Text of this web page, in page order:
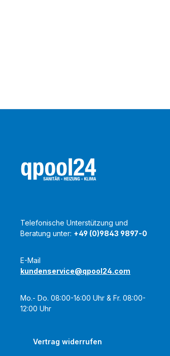
Telefonische Unterstützung und
Beratung unter: +49 (0)9843 9897-0
E-Mail
kundenservice@qpool24.com
Mo.- Do. 08:00-16:00 Uhr & Fr. 08:00-
12:00 Uhr
Vertrag widerrufen